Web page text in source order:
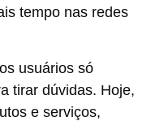
tempo nas redes
usuários só
tirar dúvidas. Hoje,
e serviços,